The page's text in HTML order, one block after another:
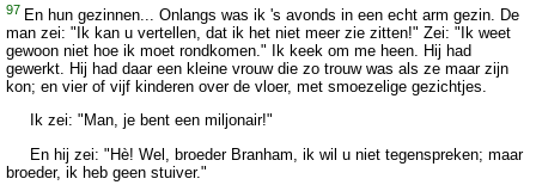
97 En hun gezinnen... Onlangs was ik 's avonds in een echt arm gezin. De
man zei: "Ik kan u vertellen, dat ik het niet meer zie zitten!" Zei: "Ik weet
gewoon niet hoe ik moet rondkomen." Ik keek om me heen. Hij had
gewerkt. Hij had daar een kleine vrouw die zo trouw was als ze maar zijn
kon; en vier of vijf kinderen over de vloer, met smoezelige gezichtjes.
Ik zei: "Man, je bent een miljonair!"
En hij zei: "Hè! Wel, broeder Branham, ik wil u niet tegenspreken; maar
broeder, ik heb geen stuiver."